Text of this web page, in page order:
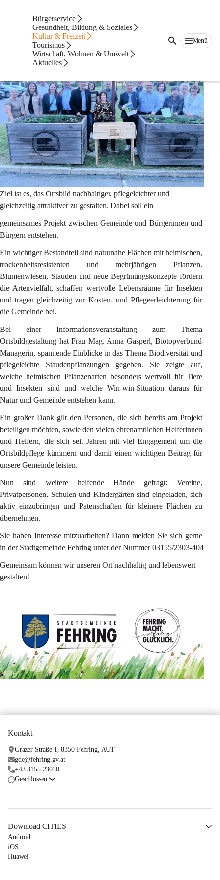
Bürgerservice
Gesundheit, Bildung & Soziales
Kultur & Freizeit
Tourismus
Wirtschaft, Wohnen & Umwelt
Aktuelles
Menü
Ortsbildgestaltung
Neues Pilotprojekt der Stadtgemeinde Fehring
Ziel ist es, das Ortsbild nachhaltiger, pflegeleichter und
gleichzeitig attraktiver zu gestalten. Dabei soll ein
gemeinsames Projekt zwischen Gemeinde und Bürgerinnen und
Bürgern entstehen.
Ein wichtiger Bestandteil sind naturnahe Flächen mit heimischen,
trockenheitsresistenten und mehrjährigen Pflanzen.
Blumenwiesen, Stauden und neue Begrünungskonzepte fördern
die Artenvielfalt, schaffen wertvolle Lebensräume für Insekten
und tragen gleichzeitig zur Kosten- und Pflegeerleichterung für
die Gemeinde bei.
Bei einer Informationsveranstaltung zum Thema
Ortsbildgestaltung hat Frau Mag. Anna Gasperl, Biotopverbund-
Managerin, spannende Einblicke in das Thema Biodiversität und
pflegeleichte Staudenpflanzungen gegeben. Sie zeigte auf,
welche heimischen Pflanzenarten besonders wertvoll für Tiere
und Insekten sind und welche Win-win-Situation daraus für
Natur und Gemeinde entstehen kann.
Ein großer Dank gilt den Personen, die sich bereits am Projekt
beteiligen möchten, sowie den vielen ehrenamtlichen Helferinnen
und Helfern, die sich seit Jahren mit viel Engagement um die
Ortsbildpflege kümmern und damit einen wichtigen Beitrag für
unsere Gemeinde leisten.
Nun sind weitere helfende Hände gefragt: Vereine,
Privatpersonen, Schulen und Kindergärten sind eingeladen, sich
aktiv einzubringen und Patenschaften für kleinere Flächen zu
übernehmen.
Sie haben Interesse mitzuarbeiten? Dann melden Sie sich gerne
in der Stadtgemeinde Fehring unter der Nummer 03155/2303-404
Gemeinsam können wir unseren Ort nachhaltig und lebenswert
gestalten!
Kontakt
Grazer Straße 1, 8350 Fehring, AUT
gde@fehring.gv.at
+43 3155 23030
Geschlossen
Download CITIES
Android
iOS
Huawei